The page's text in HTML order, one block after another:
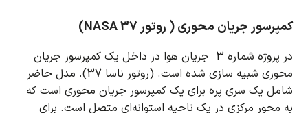
کمپرسور جریان محوری ( روتور NASA 37)
در پروژه شماره 3 جریان هوا در داخل یک کمپرسور جریان
محوری شبیه سازی شده است. (روتور ناسا 37).
مدل حاضر
شامل یک سری پره برای یک کمپرسور جریان محوری است که
به محور مرکزی در یک ناحیه استوانه‌ای متصل است. برای